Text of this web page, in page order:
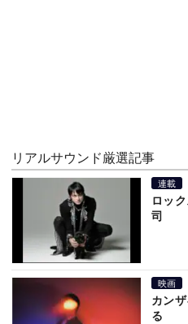
リアルサウンド厳選記事
連載
ロッ
司
映画
カン
る